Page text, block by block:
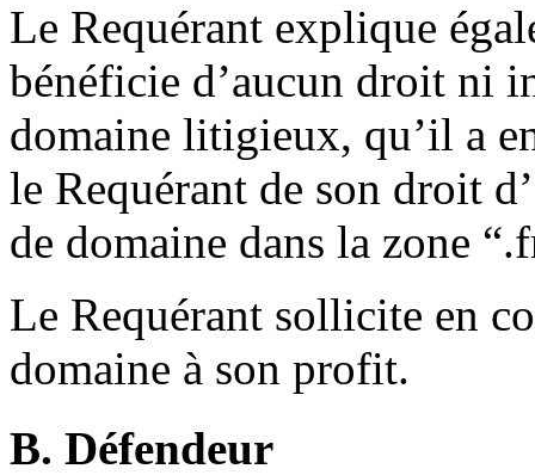
Le Requérant explique
bénéficie d’aucun droit ni
domaine litigieux, qu’il a
le Requérant de son droit
de domaine dans la zone
Le Requérant sollicite en
domaine à son profit.
B. Défendeur